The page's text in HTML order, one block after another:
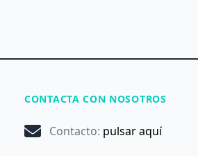
CONTACTA CON NOSOTROS
Contacto: pulsar aquí